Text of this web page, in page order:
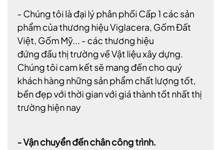
- Chúng tôi là đại lý phân phối Cấp 1 các sản
phẩm của thương hiệu Viglacera, Gốm Đất
Việt, Gốm Mỹ... - các thương hiệu
đứng đầu thị trường về Vật liệu xây dựng.
Chúng tôi cam kết sẽ mang đến cho quý
khách hàng những sản phẩm chất lượng tốt,
bền đẹp với thời gian với giá thành tốt nhất thị
trường hiện nay
- Vận chuyển đến chân công trình.